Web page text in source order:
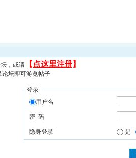
，或请 【 点这里注册】
论坛即可游览帖子
登录
用户名
密 码
隐身登录 是